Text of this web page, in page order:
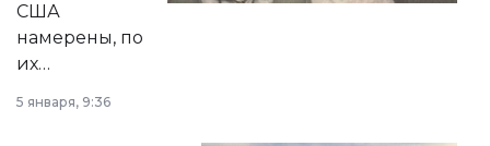
США
намерены, по
их
принести
5 января, 9:36